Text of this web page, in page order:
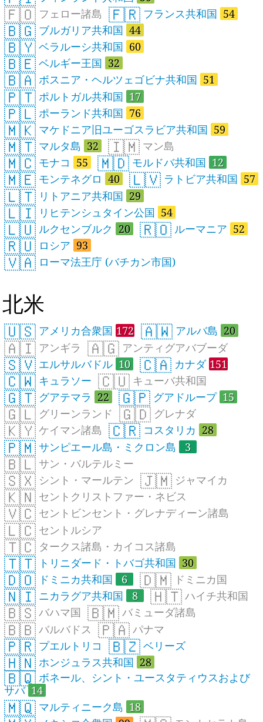
🇫🇴 フェロー諸島 🇫🇷 フランス共和国 54
🇧🇬 ブルガリア共和国 44
🇧🇾 ベラルーシ共和国 60
🇧🇪 ベルギー王国 32
🇧🇦 ボスニア・ヘルツェゴビナ共和国 51
🇵🇹 ポルトガル共和国 17
🇵🇱 ポーランド共和国 76
🇲🇰 マケドニア旧ユーゴスラビア共和国 59
🇲🇹 マルタ島 32 🇮🇲 マン島
🇲🇨 モナコ 55 🇲🇩 モルドバ共和国 12
🇲🇪 モンテネグロ 40 🇱🇻 ラトビア共和国 57
🇱🇹 リトアニア共和国 29
🇱🇮 リヒテンシュタイン公国 54
🇱🇺 ルクセンブルク 20 🇷🇴 ルーマニア 52
🇷🇺 ロシア 93
🇻🇦 ローマ法王庁 (バチカン市国)
北米
🇺🇸 アメリカ合衆国 172 🇦🇼 アルバ島 20
🇦🇮 アンギラ 🇦🇬 アンティグアバブーダ
🇸🇻 エルサルバドル 10 🇨🇦 カナダ 151
🇨🇼 キュラソー 🇨🇺 キューバ共和国
🇬🇹 グアテマラ 22 🇬🇵 グアドループ 15
🇬🇱 グリーンランド 🇬🇩 グレナダ
🇰🇾 ケイマン諸島 🇨🇷 コスタリカ 28
🇵🇲 サンピエール島・ミクロン島 3
🇧🇱 サン・バルテルミー
🇸🇽 シント・マールテン 🇯🇲 ジャマイカ
🇰🇳 セントクリストファー・ネビス
🇻🇨 セントビンセント・グレナディーン諸島
🇱🇨 セントルシア
🇹🇨 タークス諸島・カイコス諸島
🇹🇹 トリニダード・トバゴ共和国 30
🇩🇴 ドミニカ共和国 6 🇩🇲 ドミニカ国
🇳🇮 ニカラグア共和国 8 🇭🇹 ハイチ共和国
🇧🇸 バハマ国 🇧🇲 バミューダ諸島
🇧🇧 バルバドス 🇵🇦 パナマ
🇵🇷 プエルトリコ 🇧🇿 ベリーズ
🇭🇳 ホンジュラス共和国 28
🇧🇶ボネール、シント・ユースタティウスおよび
サバ 14
🇲🇶 マルティニーク島 18